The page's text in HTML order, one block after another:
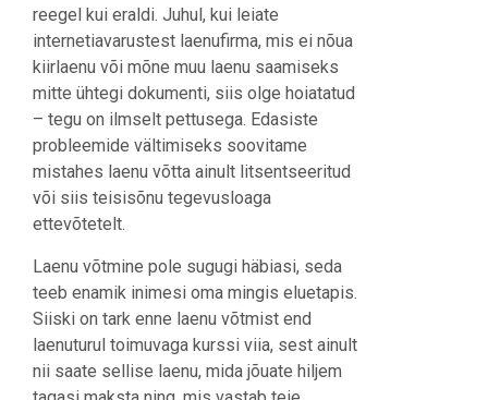
reegel kui eraldi. Juhul, kui leiate
internetiavarustest laenufirma, mis ei nõua
kiirlaenu või mõne muu laenu saamiseks
mitte ühtegi dokumenti, siis olge hoiatatud
– tegu on ilmselt pettusega. Edasiste
probleemide vältimiseks soovitame
mistahes laenu võtta ainult litsentseeritud
või siis teisisõnu tegevusloaga
ettevõtetelt.
Laenu võtmine pole sugugi häbiasi, seda
teeb enamik inimesi oma mingis eluetapis.
Siiski on tark enne laenu võtmist end
laenuturul toimuvaga kurssi viia, sest ainult
nii saate sellise laenu, mida jõuate hiljem